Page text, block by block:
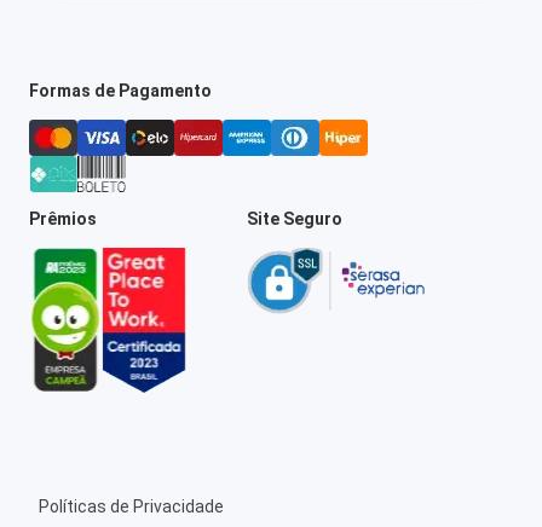
Formas de Pagamento
Prêmios Site Seguro
Políticas de Privacidade